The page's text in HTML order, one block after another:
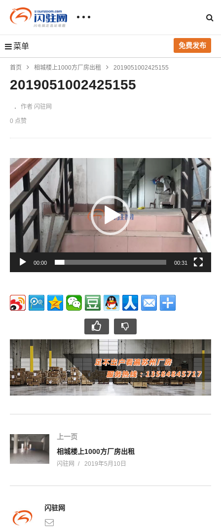
菜单 免费发布
首页 相城楼上1000方厂房出租 2019051002425155
2019051002425155
作者 闪驻网
0 点赞
视
频
播
放
器
00:00 00:31
上一页
相城楼上1000方厂房出租
闪驻网 2019年5月10日
闪驻网